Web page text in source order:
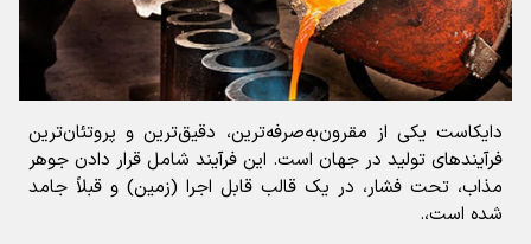
دایکاست یکی از مقرون‌به‌صرفه‌ترین، دقیق‌ترین و پروتئان‌ترین
فرآیندهای تولید در جهان است. این فرآیند شامل قرار دادن جوهر
مذاب، تحت فشار، در یک قالب قابل اجرا (زمین) و قبلاً جامد
شده است،.